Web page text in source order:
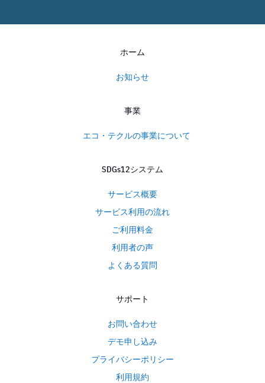
ホーム
お知らせ
事業
エコ・テクルの事業について
SDGs12システム
サービス概要
サービス利用の流れ
ご利用料金
利用者の声
よくある質問
サポート
お問い合わせ
デモ申し込み
プライバシーポリシー
利用規約